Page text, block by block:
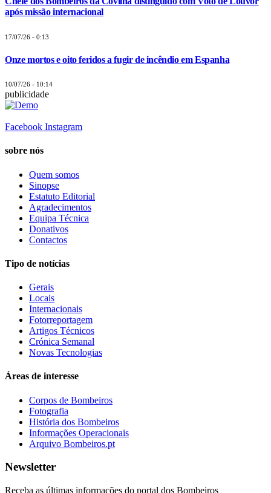
após missão internacional
17/07/26 - 0:13
Onze mortos e oito feridos a fugir de incêndio em Espanha
10/07/26 - 10:14
publicidade
Facebook Instagram
sobre nós
Quem somos
Sinopse
Estatuto Editorial
Agradecimentos
Equipa Técnica
Donativos
Contactos
Tipo de notícias
Gerais
Locais
Internacionais
Fotorreportagem
Artigos Técnicos
Crónica Semanal
Novas Tecnologias
Áreas de interesse
Corpos de Bombeiros
Fotografia
História dos Bombeiros
Informações Operacionais
Arquivo Bombeiros.pt
Newsletter
Receba as últimas informações do portal dos Bombeiros